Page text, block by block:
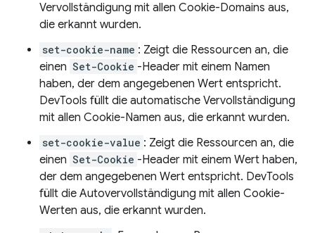
Vervollständigung mit allen Cookie-Domains aus,
die erkannt wurden.
set-cookie-name : Zeigt die Ressourcen an, die
einen Set-Cookie -Header mit einem Namen
haben, der dem angegebenen Wert entspricht.
DevTools füllt die automatische Vervollständigung
mit allen Cookie-Namen aus, die erkannt wurden.
set-cookie-value : Zeigt die Ressourcen an, die
einen Set-Cookie -Header mit einem Wert haben,
der dem angegebenen Wert entspricht. DevTools
füllt die Autovervollständigung mit allen Cookie-
Werten aus, die erkannt wurden.